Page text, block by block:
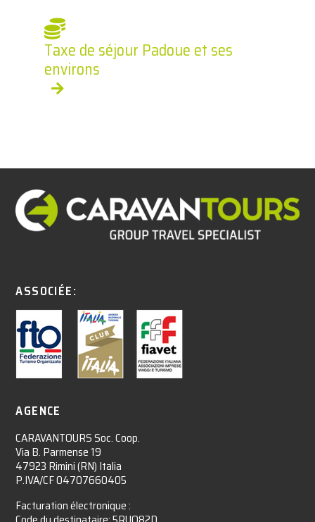
Taxe de séjour Padoue et ses
environs
ASSOCIÉE:
AGENCE
CARAVANTOURS Soc. Coop.
Via B. Parmense 19
47923 Rimini (RN) Italia
P.IVA/CF 04707660405
Facturation électronique :​